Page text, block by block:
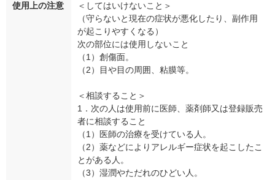
使用上の注意
＜してはいけないこと＞
（守らないと現在の症状が悪化したり、副作用
が起こりやすくなる）
次の部位には使用しないこと
（1）創傷面。
（2）目や目の周囲、粘膜等。
＜相談すること＞
1．次の人は使用前に医師、薬剤師又は登録販売
者に相談すること
（1）医師の治療を受けている人。
（2）薬などによりアレルギー症状を起こしたこ
とがある人。
（3）湿潤やただれのひどい人。